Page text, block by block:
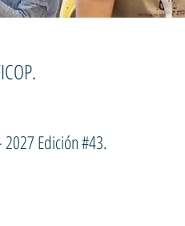
Edición #43.